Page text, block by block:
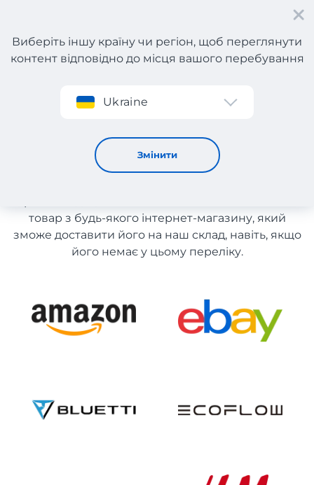
Реєстрація
Виберіть іншу країну чи регіон, щоб переглянути
контент відповідно до місця вашого перебування
Ukraine
Змінити
Дитячі товари з Франції
Дитячі товари з Франції
товар з будь-якого інтернет-магазину, який
зможе доставити його на наш склад, навіть, якщо
його немає у цьому переліку.